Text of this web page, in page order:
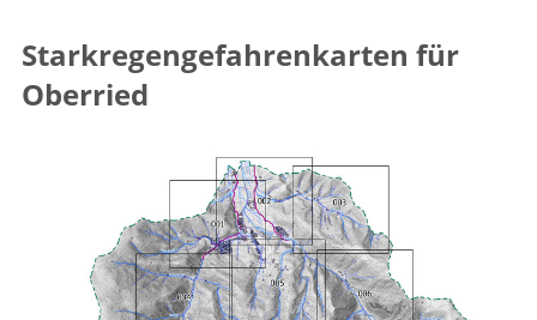
Starkregengefahrenkarten für
Oberried